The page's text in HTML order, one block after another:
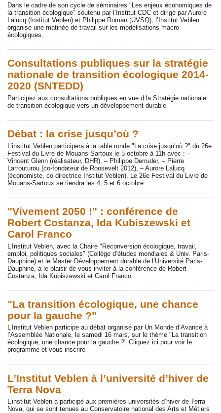
Dans le cadre de son cycle de séminaires "Les enjeux économiques de
la transition écologique" soutenu par l’Institut CDC et dirigé par Aurore
Lalucq (Institut Veblen) et Philippe Roman (UVSQ), l’Institut Veblen
organise une matinée de travail sur les modélisations macro-
écologiques.
Consultations publiques sur la stratégie
nationale de transition écologique 2014-
2020 (SNTEDD)
Participez aux consultations publiques en vue d la Stratégie nationale
de transition écologique vers un développement durable
Débat : la crise jusqu’où ?
L’institut Veblen participera à la table ronde "La crise jusqu’où ?" du 26e
Festival du Livre de Mouans-Sartoux le 5 octobre à 11h avec : –
Vincent Glenn (réalisateur, DHR), – Philippe Derruder, – Pierre
Larrouturou (co-fondateur de Roosevelt 2012), – Aurore Lalucq
(économiste, co-directrice Institut Veblen). Le 26e Festival du Livre de
Mouans-Sartoux se tiendra les 4, 5 et 6 octobre...
"Vivement 2050 !" : conférence de
Robert Costanza, Ida Kubiszewski et
Carol Franco
L’Institut Veblen, avec la Chaire "Reconversion écologique, travail,
emploi, politiques sociales" (Collège d’études mondiales & Univ. Paris-
Dauphine) et le Master Développement durable de l’Université Paris-
Dauphine, a le plaisir de vous inviter à la conférence de Robert
Costanza, Ida Kubiszewski et Carol Franco.
"La transition écologique, une chance
pour la gauche ?"
L’Institut Veblen participe au débat organisé par Un Monde d’Avance à
l’Assemblée Nationale, le samedi 16 mars, sur le thème "La transition
écologique, une chance pour la gauche ?" Cliquez ici pour voir le
programme et vous inscrire
L’Institut Veblen à l’université d’hiver de
Terra Nova
L’institut Veblen a participé aux premières universités d’hiver de Terra
Nova, qui se sont tenues au Conservatoire national des Arts et Métiers